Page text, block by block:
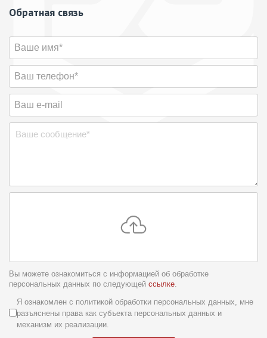
Обратная связь
Вы можете ознакомиться с информацией об обработке
персональных данных по следующей ссылке.
Условия обслуживания *
Я ознакомлен с политикой обработки персональных данных, мне
разъяснены права как субъекта персональных данных и
механизм их реализации.